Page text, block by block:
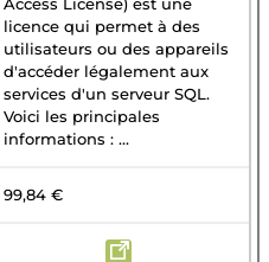
licence qui permet à des
utilisateurs ou des appareils
d'accéder légalement aux
services d'un serveur SQL.
Voici les principales
informations : ...
99,84 €